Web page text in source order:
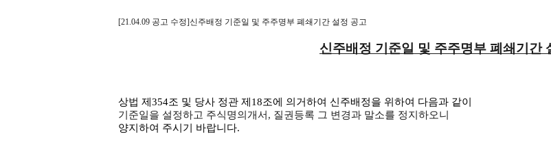
[21.04.09 공고 수정]신주배정 기준일 및 주주명부 폐쇄기간 설정 공고
신주배정 기준일 및 주주명부 폐쇄기간
상법 제 354조 및 당사 정관 제 18조에 의거하여 신주배정을 위하여 다음과 같이
기준일을 설정하고 주식명의개서 , 질권등록 그 변경과 말소를 정지하오니
양지하여 주시기 바랍니다.